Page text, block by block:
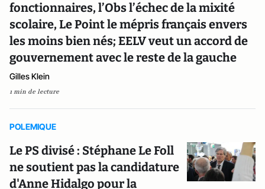
fonctionnaires, l’Obs l’échec de la mixité
scolaire, Le Point le mépris français envers
les moins bien nés; EELV veut un accord de
gouvernement avec le reste de la gauche
Gilles Klein
1 min de lecture
POLEMIQUE
Le PS divisé : Stéphane Le Foll
ne soutient pas la candidature
d'Anne Hidalgo pour la